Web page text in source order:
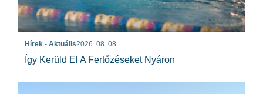
Hírek - Aktuális2026. 08. 08.
Így Kerüld El A Fertőzéseket Nyáron